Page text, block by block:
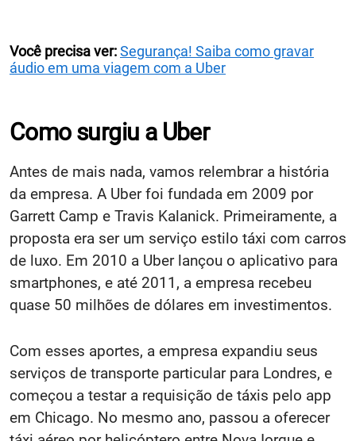
Você precisa ver:Segurança! Saiba como gravar
áudio em uma viagem com a Uber
Como surgiu a Uber
Antes de mais nada, vamos relembrar a história
da empresa. A Uber foi fundada em 2009 por
Garrett Camp e Travis Kalanick. Primeiramente, a
proposta era ser um serviço estilo táxi com carros
de luxo. Em 2010 a Uber lançou o aplicativo para
smartphones, e até 2011, a empresa recebeu
quase 50 milhões de dólares em investimentos.
Com esses aportes, a empresa expandiu seus
serviços de transporte particular para Londres, e
começou a testar a requisição de táxis pelo app
em Chicago. No mesmo ano, passou a oferecer